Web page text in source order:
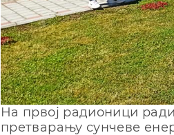
На првој радионици
претварању сунчеве